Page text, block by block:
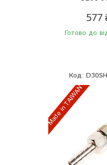
577
Готово до
Made in TAIWAN